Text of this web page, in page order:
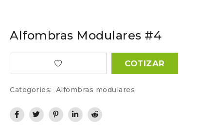
Alfombras Modulares #4
COTIZAR
Categories: Alfombras modulares